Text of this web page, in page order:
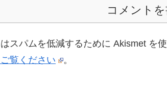
コメント
スパムを低減するために Akismet を使
覧ください
。